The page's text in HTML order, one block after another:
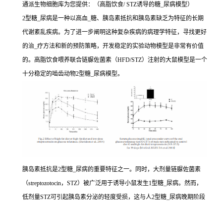
通派生物细胞库为您提供：（高脂饮食/ STZ诱导的糖_尿病模型）
2型糖_尿病是一种以高血_糖、胰岛素抵抗和胰岛素缺乏为特征的长期
代谢紊乱疾病。为了进一步阐明这种复杂疾病的病理学特征，寻找更好
的治_疗方法和新的预防策略，开发稳定的实验动物模型是非常有价值
的。高脂饮食喂养联合链脲佐菌素（HFD/STZ）注射的大鼠模型是一个
十分稳定的啮齿动物2型糖_尿病模型。
胰岛素抵抗是2型糖_尿病的重要特征之一。同时，大剂量链脲佐菌素
（streptozotocin，STZ）被广泛用于诱导小鼠发生1型糖_尿病。然而，
低剂量STZ可引起胰岛素分泌的轻度受损，这与人2型糖_尿病晚期阶段